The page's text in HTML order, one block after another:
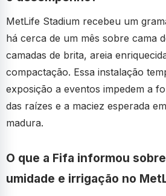
MetLife Stadium recebeu um
há cerca de um mês sobre cama
camadas de brita, areia
compactação. Essa instalação
exposição a eventos impedem a
das raízes e a maciez esperada
madura.
O que a Fifa informou
umidade e irrigação no